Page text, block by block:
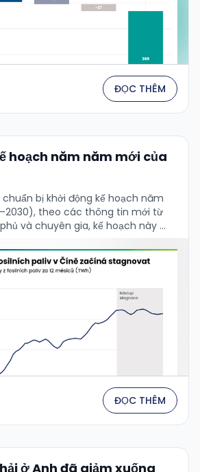
ĐỌC THÊM
hoạch năm năm mới của
bị khởi động kế hoạch năm
theo các thông tin mới từ
và chuyên gia, kế hoạch này …
ĐỌC THÊM
ở Anh đã giảm xuống